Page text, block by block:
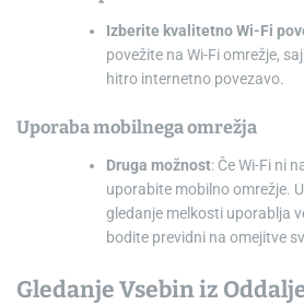
Izberite kvalitetno Wi-Fi
povežite na Wi-Fi omrežje,
hitro internetno povezavo.
Uporaba mobilnega omrežja
Druga možnost: Če Wi-Fi ni
uporabite mobilno omrežje.
gledanje melkosti uporablja
bodite previdni na omejitve
Gledanje Vsebin iz